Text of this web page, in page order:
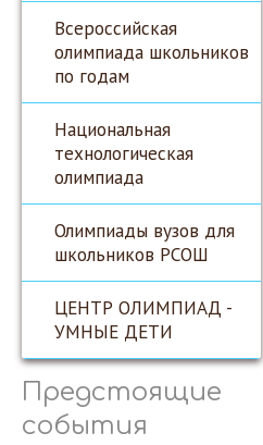
Всероссийская
олимпиада школьников
по годам
Национальная
технологическая
олимпиада
Олимпиады вузов для
школьников РСОШ
ЦЕНТР ОЛИМПИАД -
УМНЫЕ ДЕТИ
Предстоящие
события